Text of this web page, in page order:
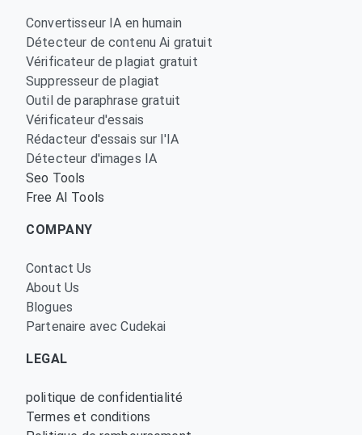
Convertisseur IA en humain
Détecteur de contenu Ai gratuit
Vérificateur de plagiat gratuit
Suppresseur de plagiat
Outil de paraphrase gratuit
Vérificateur d'essais
Rédacteur d'essais sur l'IA
Détecteur d'images IA
Seo Tools
Free AI Tools
COMPANY
Contact Us
About Us
Blogues
Partenaire avec Cudekai
LEGAL
politique de confidentialité
Termes et conditions